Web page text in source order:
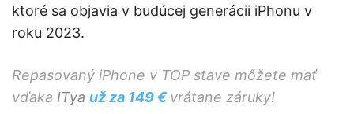
ktoré sa objavia v budúcej generácii iPhonu v
roku 2023.
Repasovaný iPhone v TOP stave môžete mať
vďaka ITya už za 149 €vrátane záruky!